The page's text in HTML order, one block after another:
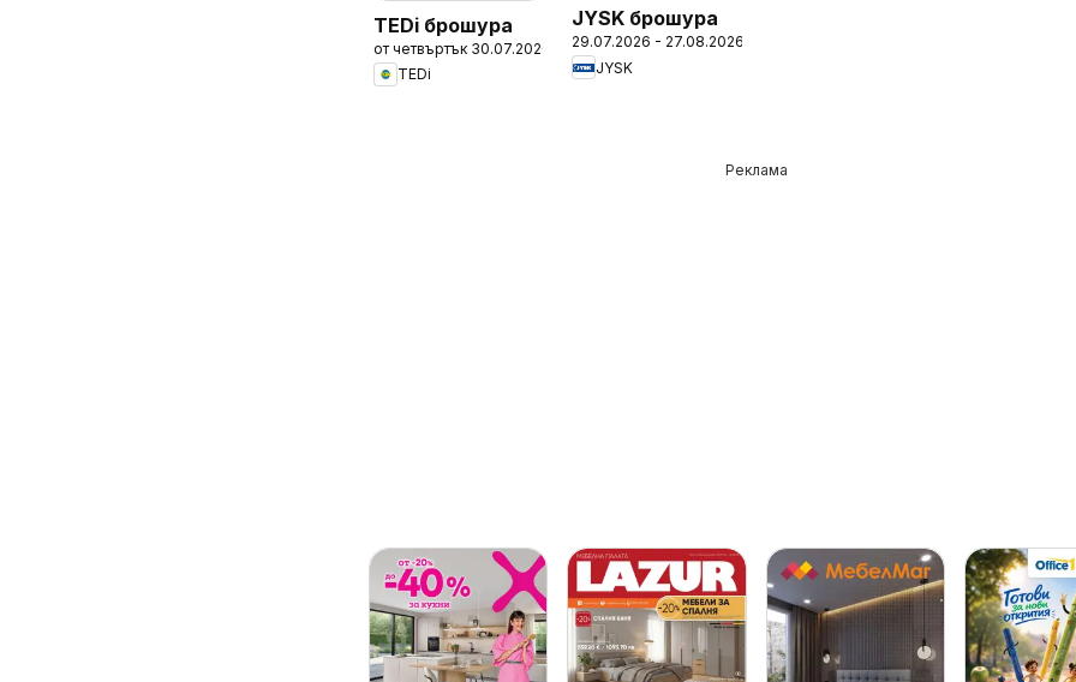
TEDi брошура
от четвъртък 30.07.2026
TEDi
JYSK брошура
29.07.2026 - 27.08.2026
JYSK
Реклама